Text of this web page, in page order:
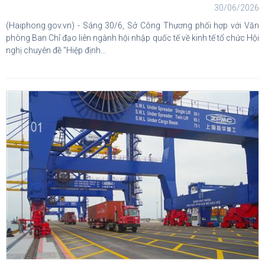
30/06/2026
(Haiphong.gov.vn) - Sáng 30/6, Sở Công Thương phối hợp với Văn
phòng Ban Chỉ đạo liên ngành hội nhập quốc tế về kinh tế tổ chức Hội
nghị chuyên đề "Hiệp định...